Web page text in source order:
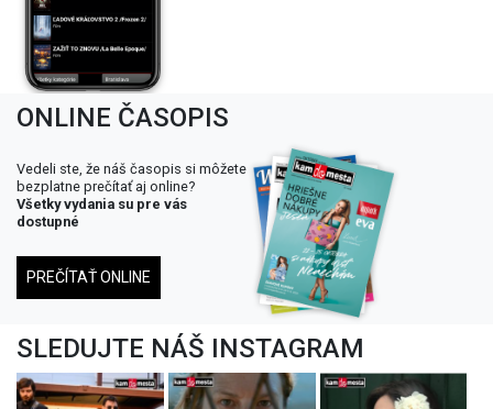
ONLINE ČASOPIS
Vedeli ste, že náš časopis si môžete
bezplatne prečítať aj online?
Všetky vydania su pre vás
dostupné
PREČÍTAŤ ONLINE
SLEDUJTE NÁŠ INSTAGRAM